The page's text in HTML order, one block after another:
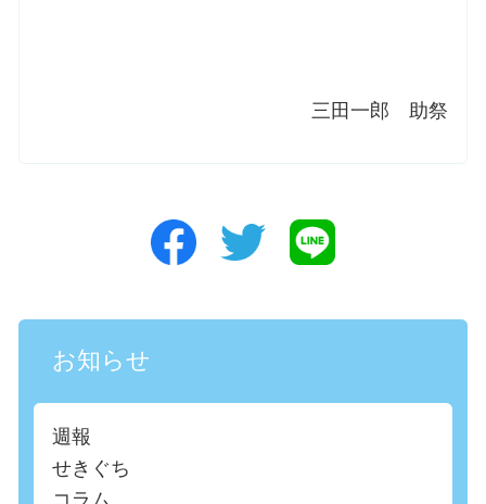
三田一郎 助祭
お知らせ
週報
せきぐち
コラム